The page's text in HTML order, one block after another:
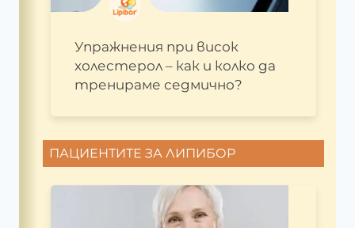
Упражнения при висок
холестерол – как и колко да
тренираме седмично?
ПАЦИЕНТИТЕ ЗА ЛИПИБОР